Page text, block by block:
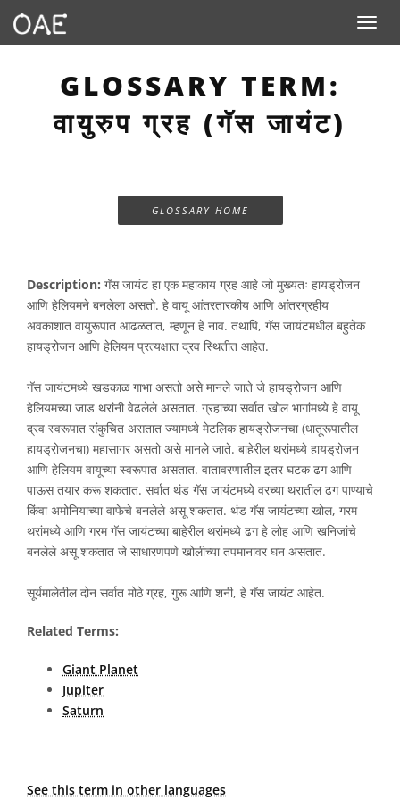
Toggle
GLOSSARY TERM:
वायुरुप ग्रह (गॅस जायंट)
GLOSSARY HOME
Description: गॅस जायंट हा एक महाकाय ग्रह आहे जो मुख्यतः हायड्रोजन
आणि हेलियमने बनलेला असतो. हे वायू आंतरतारकीय आणि आंतरग्रहीय
अवकाशात वायुरूपात आढळतात, म्हणून हे नाव. तथापि, गॅस जायंटमधील बहुतेक
हायड्रोजन आणि हेलियम प्रत्यक्षात द्रव स्थितीत आहेत.
गॅस जायंटमध्ये खडकाळ गाभा असतो असे मानले जाते जे हायड्रोजन आणि
हेलियमच्या जाड थरांनी वेढलेले असतात. ग्रहाच्या सर्वात खोल भागांमध्ये हे वायू
द्रव स्वरूपात संकुचित असतात ज्यामध्ये मेटलिक हायड्रोजनचा (धातूरूपातील
हायड्रोजनचा) महासागर असतो असे मानले जाते. बाहेरील थरांमध्ये हायड्रोजन
आणि हेलियम वायूच्या स्वरूपात असतात. वातावरणातील इतर घटक ढग आणि
पाऊस तयार करू शकतात. सर्वात थंड गॅस जायंटमध्ये वरच्या थरातील ढग पाण्याचे
किंवा अमोनियाच्या वाफेचे बनलेले असू शकतात. थंड गॅस जायंटच्या खोल, गरम
थरांमध्ये आणि गरम गॅस जायंटच्या बाहेरील थरांमध्ये ढग हे लोह आणि खनिजांचे
बनलेले असू शकतात जे साधारणपणे खोलीच्या तपमानावर घन असतात.
सूर्यमालेतील दोन सर्वात मोठे ग्रह, गुरू आणि शनी, हे गॅस जायंट आहेत.
Related Terms:
Giant Planet
Jupiter
Saturn
See this term in other languages